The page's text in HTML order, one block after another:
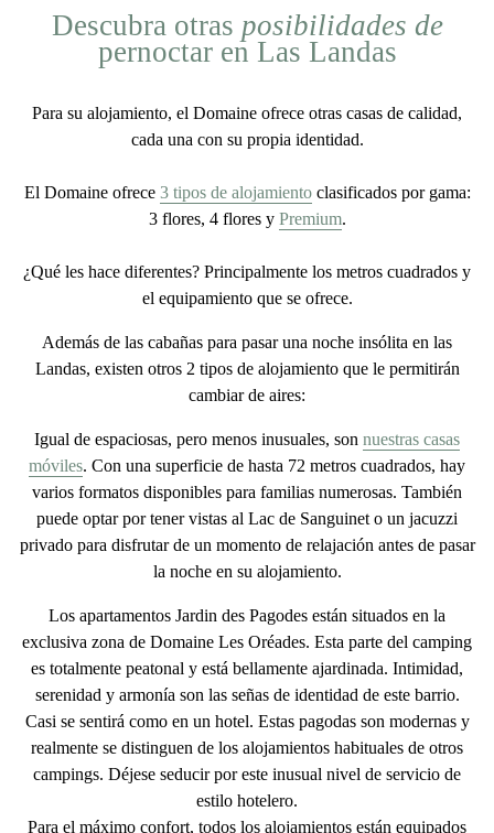
Descubra otras posibilidades de
pernoctar en Las Landas
Para su alojamiento, el Domaine ofrece otras casas de calidad,
cada una con su propia identidad.
El Domaine ofrece 3 tipos de alojamientoclasificados por gama:
3 flores, 4 flores y Premium.
¿Qué les hace diferentes? Principalmente los metros cuadrados y
el equipamiento que se ofrece.
Además de las cabañas para pasar una noche insólita en las
Landas, existen otros 2 tipos de alojamientoque le permitirán
cambiar de aires:
Igual de espaciosas, pero menos inusuales, son nuestras casas
móviles. Con una superficie de hasta 72 metros cuadrados, hay
varios formatos disponibles para familias numerosas. También
puede optar por tenervistas al Lac de Sanguinet o un jacuzzi
privado para disfrutar de un momento de relajación antes de pasar
la noche en su alojamiento.
Los apartamentos Jardin des Pagodes están situados en la
exclusiva zona de Domaine Les Oréades. Esta parte del camping
es totalmente peatonal y está bellamente ajardinada. Intimidad,
serenidad y armonía son las señas de identidad de este barrio.
Casi se sentirá como en un hotel. Estas pagodas son modernas y
realmente se distinguen de los alojamientos habituales de otros
campings. Déjese seducir por este inusual nivel de servicio de
estilo hotelero.
Para el máximo confort, todos los alojamientos están equipados